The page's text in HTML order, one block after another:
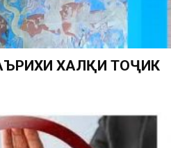
ХАЛҚИ ТОҶИК